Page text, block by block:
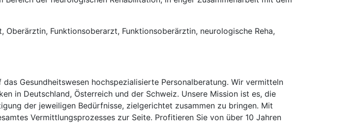
Oberärztin, Funktionsoberarzt, Funktionsoberärztin, neurologische Reha,
das Gesundheitswesen hochspezialisierte Personalberatung. Wir vermitteln
in Deutschland, Österreich und der Schweiz. Unsere Mission ist es, die
der jeweiligen Bedürfnisse, zielgerichtet zusammen zu bringen. Mit
Vermittlungsprozesses zur Seite. Profitieren Sie von über 10 Jahren